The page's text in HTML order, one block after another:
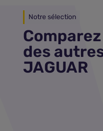
Notre sélection
des
JAGUAR